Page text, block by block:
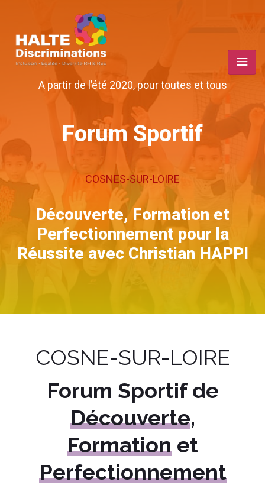
A partir de l’été 2020, pour toutes et tous
Forum Sportif
COSNES-SUR-LOIRE
Découverte, Formation et
Perfectionnement pour la
Réussite avec Christian HAPPI
COSNE-SUR-LOIRE
Forum Sportif de
Découverte,
Formation et
Perfectionnement